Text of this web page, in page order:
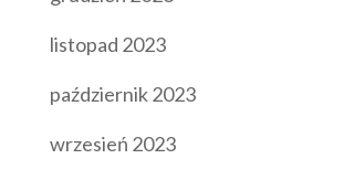
listopad 2023
październik 2023
wrzesień 2023